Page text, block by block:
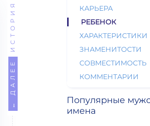
← ДАЛЕЕ
ИСТОРИЯ
КАРЬЕРА
РЕБЕНОК
ХАРАКТЕРИСТИКИ
ЗНАМЕНИТОСТИ
СОВМЕСТИМОСТЬ
КОММЕНТАРИИ
Популярные
имена